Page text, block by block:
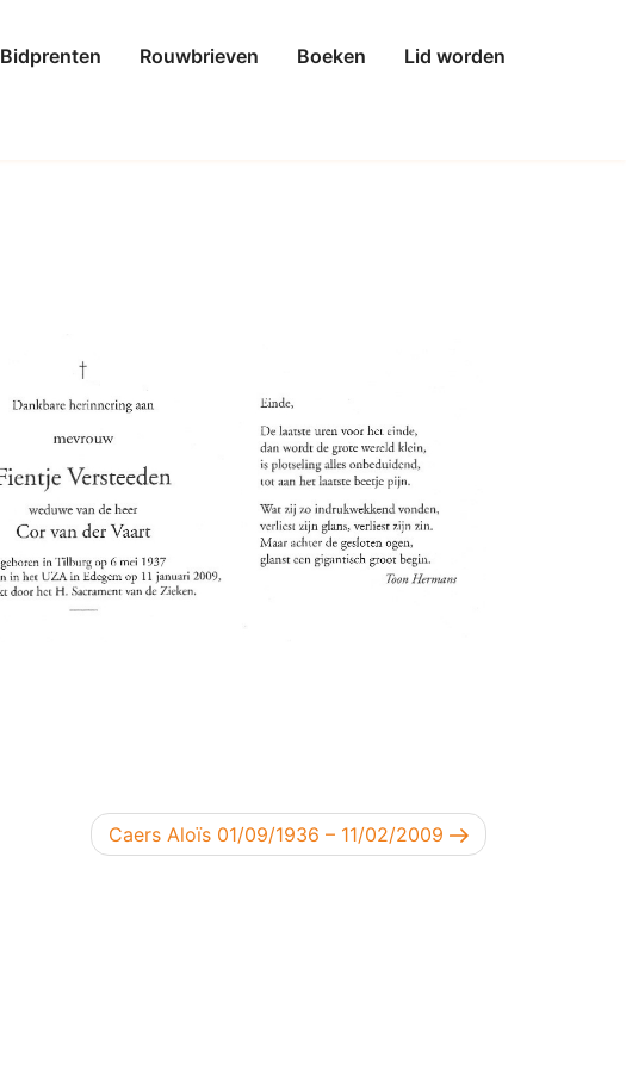
Bidprenten Rouwbrieven Boeken
Lid worden
Volgend bericht
Caers Aloïs 01/09/1936 – 11/02/2009